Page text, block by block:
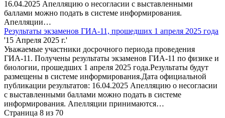
16.04.2025 Апелляцию о несогласии с выставленными
баллами можно подать в системе информирования.
Апелляции…
Результаты экзаменов ГИА-11, прошедших 1 апреля 2025 года
'15 Апреля 2025 г.'
Уважаемые участники досрочного периода проведения
ГИА-11. Получены результаты экзаменов ГИА-11 по физике и
биологии, прошедших 1 апреля 2025 года.Результаты будут
размещены в системе информирования.Дата официальной
публикации результатов: 16.04.2025 Апелляцию о несогласии
с выставленными баллами можно подать в системе
информирования. Апелляции принимаются…
Страница 8 из 70